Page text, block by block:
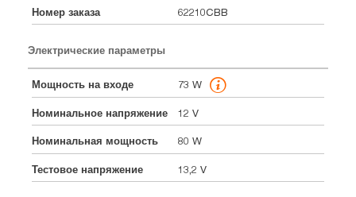
Номер заказа 62210CBB
Электрические параметры
Мощность на входе 73 W
Номинальное напряжение 12 V
Номинальная мощность 80 W
Тестовое напряжение 13,2 V